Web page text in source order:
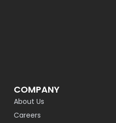
COMPANY
About Us
Careers